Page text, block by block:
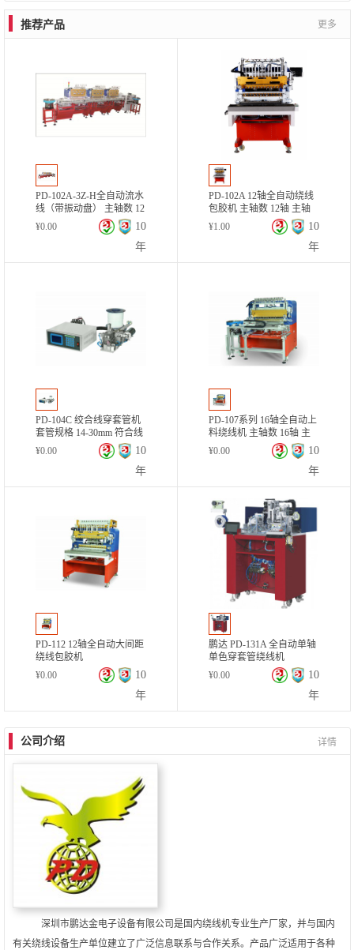
更多
推荐产品
PD-102A-3Z-H全自动流水
线（带振动盘） 主轴数 12
轴 主轴最高转速 9000rpm
¥0.00
10
年
PD-102A 12轴全自动绕线
包胶机 主轴数 12轴 主轴
最高转速 9000rpm
¥1.00
10
年
PD-104C 绞合线穿套管机
套管规格 14-30mm 符合线
径范围 0.13~1.0mm
¥0.00
10
年
PD-107系列 16轴全自动上
料绕线机 主轴数 16轴 主
轴最高转速 9000rpm
¥0.00
10
年
PD-112 12轴全自动大间距
绕线包胶机
¥0.00
10
年
鹏达 PD-131A 全自动单轴
单色穿套管绕线机
¥0.00
10
年
详情
公司介绍
深圳市鹏达金电子设备有限公司是国内绕线机专业生产厂家，并与国内
有关绕线设备生产单位建立了广泛信息联系与合作关系。产品广泛适用于各种